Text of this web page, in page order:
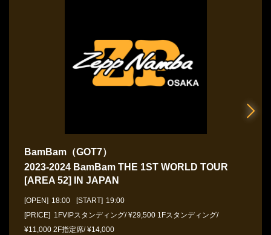
BamBam（GOT7）
2023-2024 BamBam THE 1ST WORLD TOUR
[AREA 52] IN JAPAN
[OPEN] 18:00 [START] 19:00
[PRICE] 1FVIPスタンディング/ ¥29,500 1Fスタンディング/
¥11,000 2F指定席/ ¥14,000